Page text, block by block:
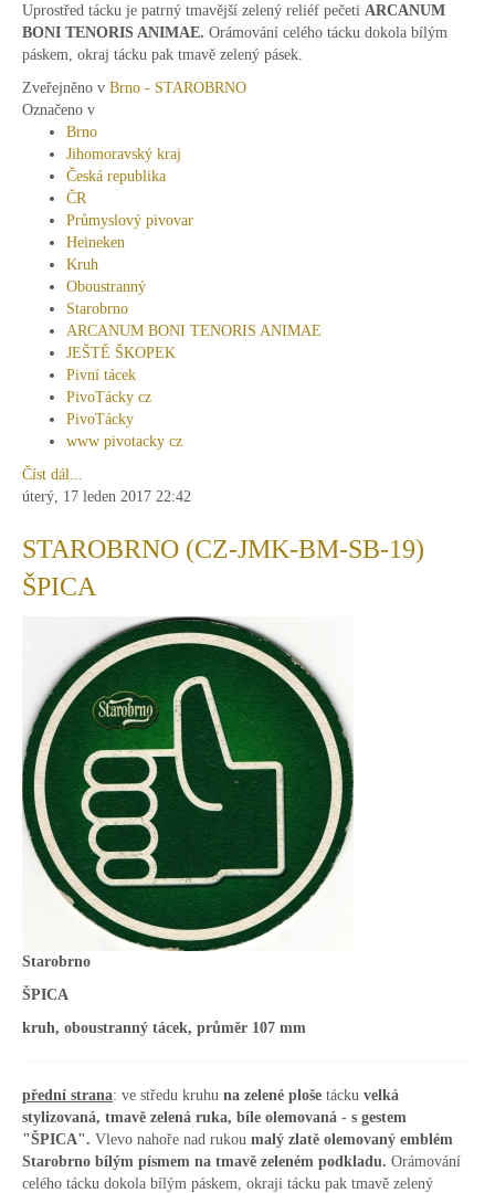
Uprostřed tácku je patrný tmavější zelený reliéf pečeti ARCANUM
BONI TENORIS ANIMAE. Orámování celého tácku dokola bílým
páskem, okraj tácku pak tmavě zelený pásek.
Zveřejněno v Brno - STAROBRNO
Označeno v
Brno
Jihomoravský kraj
Česká republika
ČR
Průmyslový pivovar
Heineken
Kruh
Oboustranný
Starobrno
ARCANUM BONI TENORIS ANIMAE
JEŠTĚ ŠKOPEK
Pivní tácek
PivoTácky cz
PivoTácky
www pivotacky cz
Číst dál...
úterý, 17 leden 2017 22:42
STAROBRNO (CZ-JMK-BM-SB-19)
ŠPICA
Starobrno
ŠPICA
kruh, oboustranný tácek, průměr 107 mm
přední strana: ve středu kruhu na zelené ploše tácku velká
stylizovaná, tmavě zelená ruka, bíle olemovaná - s gestem
"ŠPICA". Vlevo nahoře nad rukou malý zlatě olemovaný emblém
Starobrno bílým písmem na tmavě zeleném podkladu. Orámování
celého tácku dokola bílým páskem, okraji tácku pak tmavě zelený